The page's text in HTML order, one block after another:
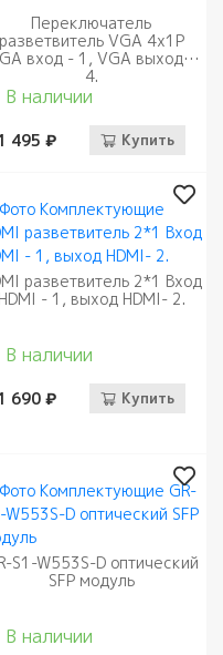
Переключатель
разветвитель VGA 4x1P
вход - 1, VGA выход -
4.
В наличии
495 ₽ Купить
разветвитель 2*1 Вход
HDMI - 1, выход HDMI- 2.
В наличии
690 ₽ Купить
S1-W553S-D оптический
SFP модуль
В наличии